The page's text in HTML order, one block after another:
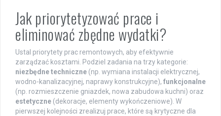
Jak priorytetyzować prace i
eliminować zbędne wydatki?
Ustal priorytety prac remontowych, aby efektywnie
zarządzać kosztami. Podziel zadania na trzy kategorie:
niezbędne techniczne (np. wymiana instalacji elektrycznej,
wodno-kanalizacyjnej, naprawy konstrukcyjne), funkcjonalne
(np. rozmieszczenie gniazdek, nowa zabudowa kuchni) oraz
estetyczne (dekoracje, elementy wykończeniowe). W
pierwszej kolejności zrealizuj prace, które są krytyczne dla